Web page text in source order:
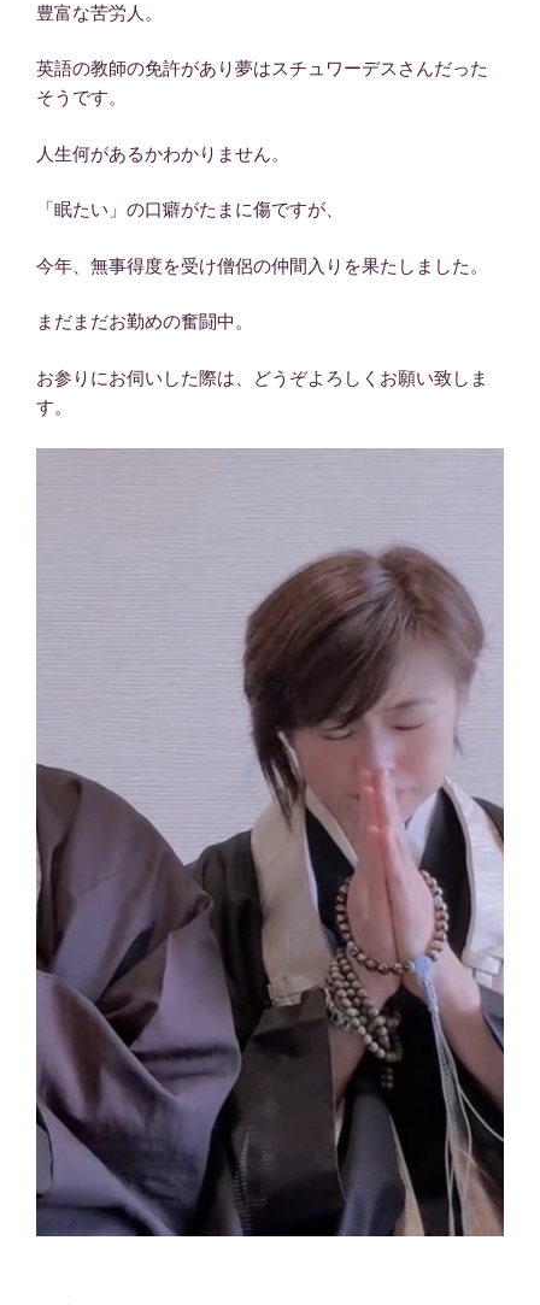
豊富な苦労人。
英語の教師の免許があり夢はスチュワーデスさんだった
そうです。
人生何があるかわかりません。
「眠たい」の口癖がたまに傷ですが、
今年、無事得度を受け僧侶の仲間入りを果たしました。
まだまだお勤めの奮闘中。
お参りにお伺いした際は、どうぞよろしくお願い致しま
す。